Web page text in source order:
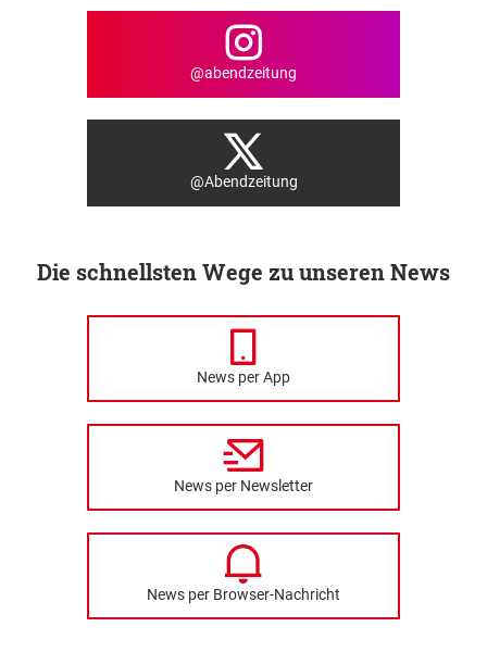
@abendzeitung
@Abendzeitung
Die schnellsten Wege zu unseren News
News per App
News per Newsletter
News per Browser-Nachricht